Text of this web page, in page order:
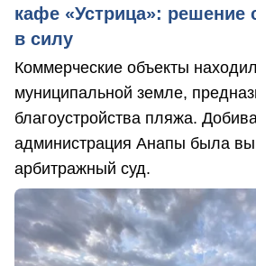
кафе «Устрица»: решение
в силу
Коммерческие объекты
муниципальной земле,
благоустройства пляжа.
администрация Анапы была
арбитражный суд.